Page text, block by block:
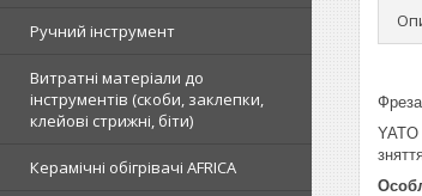
Ручний інструмент
Витратні матеріали до
інструментів (скоби, заклепки,
клейові стрижні, біти)
Керамічні обігрівачі AFRICA